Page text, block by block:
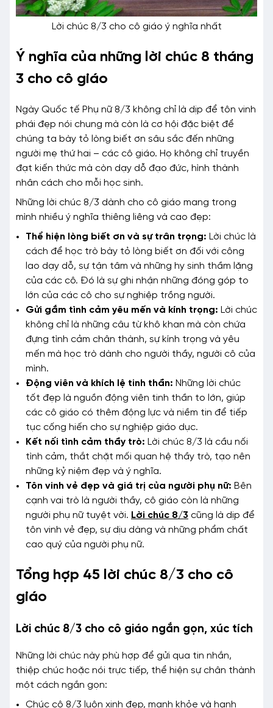
Lời chúc 8/3 cho cô giáo ý nghĩa nhất
Ý nghĩa của những lời chúc 8 tháng
3 cho cô giáo
Ngày Quốc tế Phụ nữ 8/3 không chỉ là dịp để tôn vinh
phái đẹp nói chung mà còn là cơ hội đặc biệt để
chúng ta bày tỏ lòng biết ơn sâu sắc đến những
người mẹ thứ hai – các cô giáo. Họ không chỉ truyền
đạt kiến thức mà còn dạy dỗ đạo đức, hình thành
nhân cách cho mỗi học sinh.
Những lời chúc 8/3 dành cho cô giáo mang trong
mình nhiều ý nghĩa thiêng liêng và cao đẹp:
Thể hiện lòng biết ơn và sự trân trọng: Lời chúc là
cách để học trò bày tỏ lòng biết ơn đối với công
lao dạy dỗ, sự tận tâm và những hy sinh thầm lặng
của các cô. Đó là sự ghi nhận những đóng góp to
lớn của các cô cho sự nghiệp trồng người.
Gửi gắm tình cảm yêu mến và kính trọng: Lời chúc
không chỉ là những câu từ khô khan mà còn chứa
đựng tình cảm chân thành, sự kính trọng và yêu
mến mà học trò dành cho người thầy, người cô của
mình.
Động viên và khích lệ tinh thần: Những lời chúc
tốt đẹp là nguồn động viên tinh thần to lớn, giúp
các cô giáo có thêm động lực và niềm tin để tiếp
tục cống hiến cho sự nghiệp giáo dục.
Kết nối tình cảm thầy trò: Lời chúc 8/3 là cầu nối
tình cảm, thắt chặt mối quan hệ thầy trò, tạo nên
những kỷ niệm đẹp và ý nghĩa.
Tôn vinh vẻ đẹp và giá trị của người phụ nữ: Bên
cạnh vai trò là người thầy, cô giáo còn là những
người phụ nữ tuyệt vời. Lời chúc 8/3 cũng là dịp để
tôn vinh vẻ đẹp, sự dịu dàng và những phẩm chất
cao quý của người phụ nữ.
Tổng hợp 45 lời chúc 8/3 cho cô
giáo
Lời chúc 8/3 cho cô giáo ngắn gọn, xúc tích
Những lời chúc này phù hợp để gửi qua tin nhắn,
thiệp chúc hoặc nói trực tiếp, thể hiện sự chân thành
một cách ngắn gọn:
Chúc cô 8/3 luôn xinh đẹp, mạnh khỏe và hạnh